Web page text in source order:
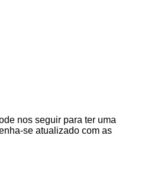
nos seguir para ter uma
se atualizado com as